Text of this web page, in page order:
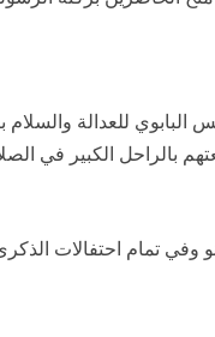
البابوي للعدالة
بالراحل الكبير في